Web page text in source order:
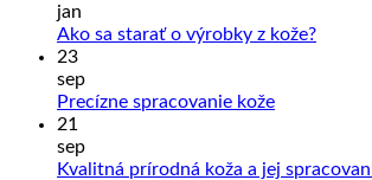
jan
Ako sa starať o výrobky z kože?Žiadne
o
23
sep
Precízne spracovanie kožeŽiadne
Precízne
21
sep
Kvalitná prírodná koža a jej